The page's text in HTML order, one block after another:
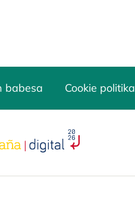
babesa Cookie politika
opens in a new tab